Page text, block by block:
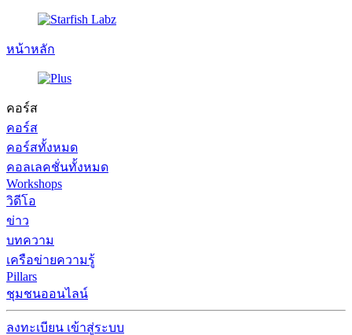
หน้าหลัก
คอร์ส
คอร์ส
คอร์สทั้งหมด
คอลเลคชั่นทั้งหมด
Workshops
วิดีโอ
ข่าว
บทความ
เครือข่ายความรู้
Pillars
ชุมชนออนไลน์
ลงทะเบียน เข้าสู่ระบบ